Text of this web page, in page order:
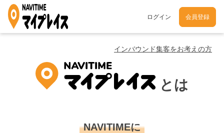
ログイン 会員登録
インバウンド集客をお考えの方
とは
NAVITIMEに